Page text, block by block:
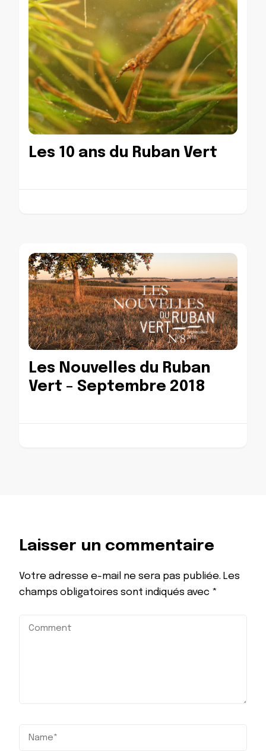
Les 10 ans du Ruban Vert
Les Nouvelles du Ruban
Vert – Septembre 2018
Laisser un commentaire
Votre adresse e-mail ne sera pas publiée. Les
champs obligatoires sont indiqués avec *